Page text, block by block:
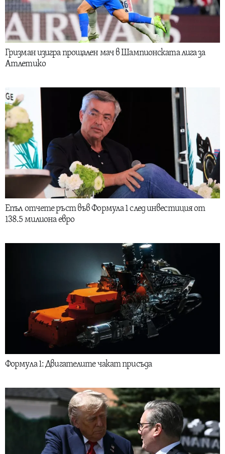
Гризман изигра прощален мач в Шампионската лига за
Атлетико
Епъл отчете ръст във Формула 1 след инвестиция от
138.5 милиона евро
Формула 1: Двигателите чакат присъда